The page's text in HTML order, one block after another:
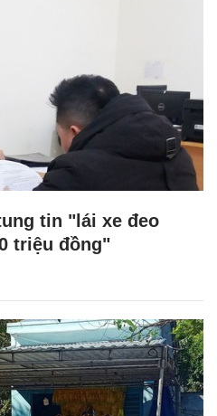
tin "lái xe đeo
triệu đồng"